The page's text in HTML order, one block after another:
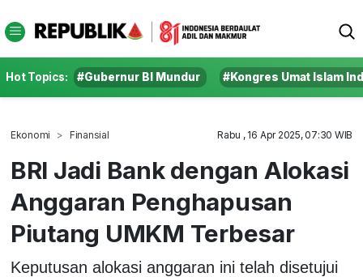
Hot Topics: #Gubernur BI Mundur #Kongres Umat Islam
Ekonomi Finansial Rabu , 16 Apr 2025, 07:30 WIB
BRI Jadi Bank dengan Alokasi
Anggaran Penghapusan
Piutang UMKM Terbesar
Keputusan alokasi anggaran ini telah disetujui